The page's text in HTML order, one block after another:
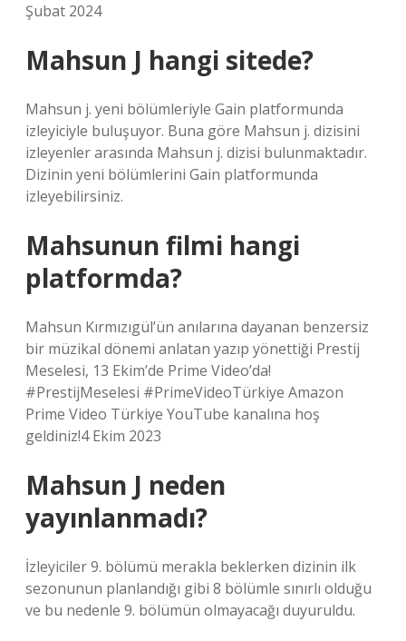
Şubat 2024
Mahsun J hangi sitede?
Mahsun j. yeni bölümleriyle Gain platformunda
izleyiciyle buluşuyor. Buna göre Mahsun j. dizisini
izleyenler arasında Mahsun j. dizisi bulunmaktadır.
Dizinin yeni bölümlerini Gain platformunda
izleyebilirsiniz.
Mahsunun filmi hangi
platformda?
Mahsun Kırmızıgül’ün anılarına dayanan benzersiz
bir müzikal dönemi anlatan yazıp yönettiği Prestij
Meselesi, 13 Ekim’de Prime Video’da!
#PrestijMeselesi #PrimeVideoTürkiye Amazon
Prime Video Türkiye YouTube kanalına hoş
geldiniz!4 Ekim 2023
Mahsun J neden
yayınlanmadı?
İzleyiciler 9. bölümü merakla beklerken dizinin ilk
sezonunun planlandığı gibi 8 bölümle sınırlı olduğu
ve bu nedenle 9. bölümün olmayacağı duyuruldu.